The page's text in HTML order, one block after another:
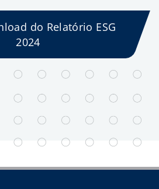
do Relatório ESG
2024